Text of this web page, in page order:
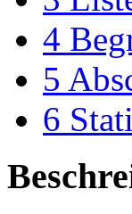
4
5
6